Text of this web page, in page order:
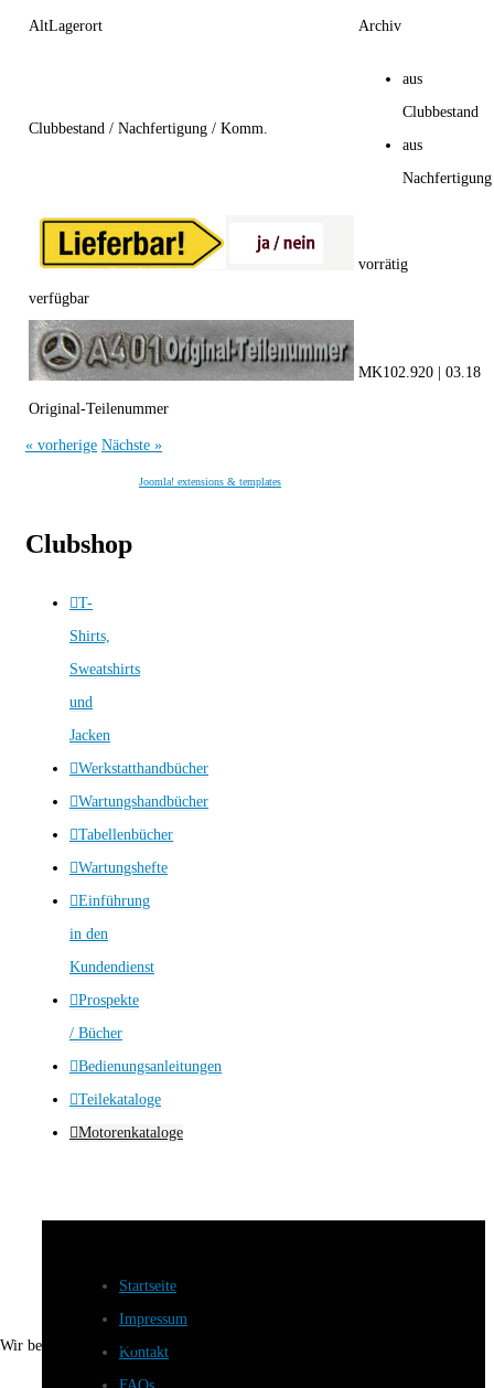
AltLagerort Archiv
Clubbestand / Nachfertigung / Komm.
aus
Clubbestand
aus
Nachfertigung
verfügbar
vorrätig
Original-Teilenummer
MK102.920 | 03.18
« vorherige Nächste »
Joomla! extensions & templates
Clubshop
T-
Shirts,
Sweatshirts
und
Jacken
Werkstatthandbücher
Wartungshandbücher
Tabellenbücher
Wartungshefte
Einführung
in den
Kundendienst
Prospekte
/ Bücher
Bedienungsanleitungen
Teilekataloge
Motorenkataloge
Startseite
Impressum
Kontakt
Wir benutzen Cookies